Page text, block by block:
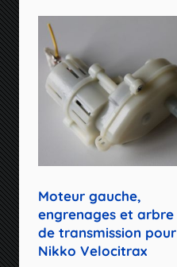
Moteur gauche,
engrenages et arbre
de transmission pour
Nikko Velocitrax